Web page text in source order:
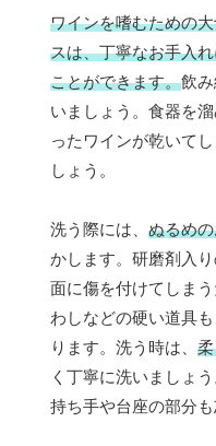
ワインを嗜むための
スは、丁寧なお手入
ことができます。飲
いましょう。食器を
ったワインが乾いて
しょう。
洗う際には、 ぬるめ
かします。研磨剤入
面に傷を付けてしま
わしなどの硬い道具
ります。洗う時は、
く丁寧に洗いましょ
持ち手や台座の部分